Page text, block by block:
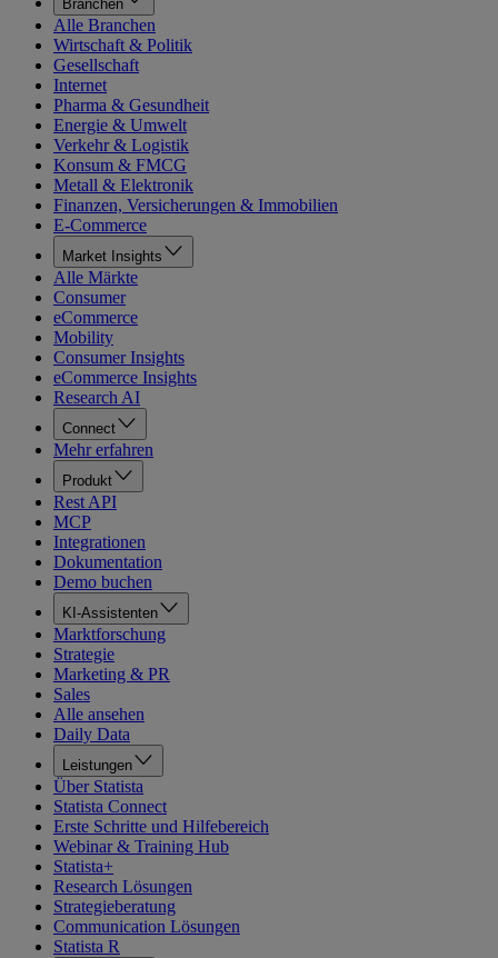
Branchen
Alle Branchen
Wirtschaft & Politik
Gesellschaft
Internet
Pharma & Gesundheit
Energie & Umwelt
Verkehr & Logistik
Konsum & FMCG
Metall & Elektronik
Finanzen, Versicherungen & Immobilien
E-Commerce
Market Insights
Alle Märkte
Consumer
eCommerce
Mobility
Consumer Insights
eCommerce Insights
Research AI
Connect
Mehr erfahren
Produkt
Rest API
MCP
Integrationen
Dokumentation
Demo buchen
KI-Assistenten
Marktforschung
Strategie
Marketing & PR
Sales
Alle ansehen
Daily Data
Leistungen
Über Statista
Statista Connect
Erste Schritte und Hilfebereich
Webinar & Training Hub
Statista+
Research Lösungen
Strategieberatung
Communication Lösungen
Statista R